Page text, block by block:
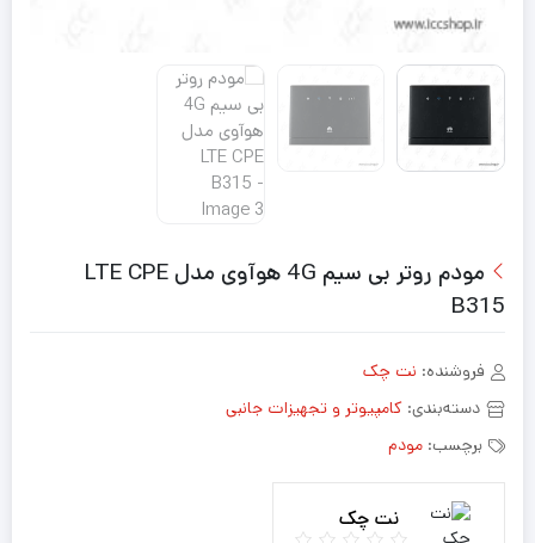
مودم روتر بی سیم 4G هوآوی مدل LTE CPE
B315
فروشنده: نت چک
دسته‌بندی: کامپیوتر و تجهیزات جانبی
برچسب: مودم
نت چک